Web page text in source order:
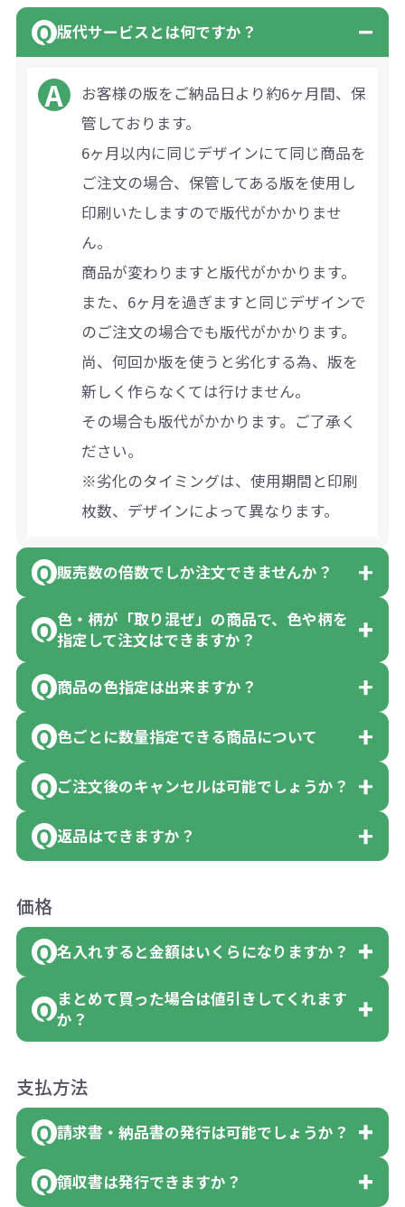
版代サービスとは何ですか？
お客様の版をご納品日より約6ヶ月間、保
管しております。
6ヶ月以内に同じデザインにて同じ商品を
ご注文の場合、保管してある版を使用し
印刷いたしますので版代がかかりませ
ん。
商品が変わりますと版代がかかります。
また、6ヶ月を過ぎますと同じデザインで
のご注文の場合でも版代がかかります。
尚、何回か版を使うと劣化する為、版を
新しく作らなくては行けません。
その場合も版代がかかります。ご了承く
ださい。
※劣化のタイミングは、使用期間と印刷
枚数、デザインによって異なります。
販売数の倍数でしか注文できませんか？
一部商品（※）を除き、注文可能数以上
※10個単位の規制がある商品は、10個、
個以上でしたら、何個でも可能です。
色・柄が「取り混ぜ」の商品で、色や柄を
指定して注文はできますか？
「色・柄 取り混ぜ」のラベルがついてい
る商品は、色指定不可となっており、残
但し、ロゴなど名入れ印刷をされる場
合、商品本体の色にあわせて印刷色を変
えることはできます。（別途費用）
商品の色指定は出来ますか？
色指定できる商品もございますが商品の
詳細に「色・柄 取り混ぜ」のラベルや商
ている商品に付きましては色指定が出来
ません。
ただいた場合には4色がそれぞれ等分で10
0個ずつ入って参ります。
（割り切れない場合は数個単位で前後す
る場合もございます）
色指定できる商品に付きましては商品詳
細の購入の所で色が選べるようになって
おります。
色ごとに数量指定できる商品について
「選べる本体色」のラベルが付いている
商品は、本体色の指定が可能です。
商品によって色指定可能な数量が異なり
「セルトナ・ツートンポータブルスクエ
「セルトナ・ツートンポータブルスクエ
アトート」は10個単位でしたら色を指定
個、イエローを110個 合計300個 と色
を指定する事が出来ます。
【色指定の仕方】
ご注文後のキャンセルは可能でしょうか？
お客様都合でのキャンセルは、制作過程
ご注文の際は、十分にご確認・ご検討を
お願いいたします。
返品はできますか？
了承ください。
ただし下記の場合は承っておりますので
お問合せください。
●初期不良または不良品（破損、故障）
の場合
●ご注文商品と違うものが届いた場合
●名入れ、オリジナルの内容が異なって
いた場合
は返金にて対応させていただきます。
価格
名入れすると金額はいくらになりますか？
名入れありの場合の代金の計算方法は下
記の通りです。
計算例：
＜1色印刷の場合＞
代））×枚数+製版代
まとめて買った場合は値引きしてくれます
か？
商品によりますが、お見積もりさせてい
ただきます。
見積もりサポートから個別でお問い合わ
支払方法
請求書・納品書の発行は可能でしょうか？
会員様はマイページより各種帳票のダウ
領収書は発行できますか？